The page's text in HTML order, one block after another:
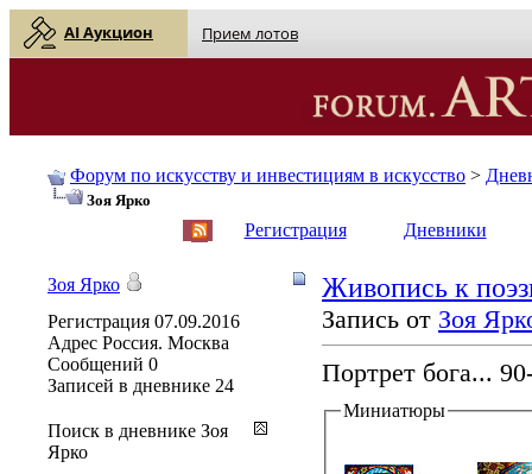
AI Аукцион Прием лотов
Форум по искусству и инвестициям в искусство >
Зоя Ярко
Регистрация Дневники
Живопись к
Запись от Зоя
Портрет бога...
Миниатюры
Зоя Ярко
Регистрация 07.09.2016
Адрес Россия. Москва
Сообщений 0
Записей в дневнике 24
Поиск в дневнике Зоя
Ярко